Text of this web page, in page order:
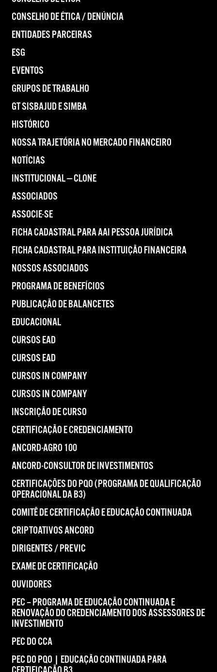
CONSELHO DE ÉTICA / DENÚNCIA
ENTIDADES PARCEIRAS
ESG
EVENTOS
GRUPOS DE TRABALHO
GT SISBAJUD E SIMBA
HISTÓRICO
NOSSA TRAJETÓRIA NO MERCADO FINANCEIRO
NOTÍCIAS
INSTITUCIONAL — CLONE
ASSOCIADOS
ASSOCIE-SE
FICHA CADASTRAL PARA AAI PESSOA JURÍDICA
FICHA CADASTRAL PARA INSTITUIÇÃO FINANCEIRA
NOSSOS ASSOCIADOS
PROGRAMA DE BENEFÍCIOS
PUBLICAÇÃO DE BALANCETES
EDUCACIONAL
CURSOS EAD
CURSOS EAD
CURSOS IN COMPANY
CURSOS IN COMPANY
INSCRIÇÃO DE CURSO
CERTIFICAÇÃO E CREDENCIAMENTO
ANCORD-AGRO 100
ANCORD-CONSULTOR DE INVESTIMENTOS
CERTIFICAÇÕES DO PQO (PROGRAMA DE QUALIFICAÇÃO
OPERACIONAL DA B3)
COMITÊ DE CERTIFICAÇÃO E EDUCAÇÃO CONTINUADA
CRIPTOATIVOS ANCORD
DIRIGENTES / PREVIC
EXAME DE CERTIFICAÇÃO
OUVIDORES
PEC – PROGRAMA DE EDUCAÇÃO CONTINUADA E
RENOVAÇÃO DO CREDENCIAMENTO DOS ASSESSORES DE
INVESTIMENTO
PEC DO CCA
PEC DO PQO | EDUCAÇÃO CONTINUADA PARA